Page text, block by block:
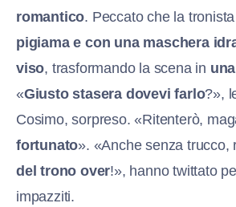
romantico. Peccato che la
pigiama e con una maschera
viso, trasformando la scena in
«Giusto stasera dovevi farlo?»,
Cosimo, sorpreso. «Ritenterò,
fortunato». «Anche senza trucco,
del trono over!», hanno twittato
impazziti.